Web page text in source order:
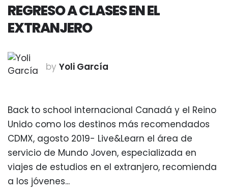
REGRESO A CLASES EN EL
EXTRANJERO
by Yoli García
Back to school internacional Canadá y el Reino
Unido como los destinos más recomendados
CDMX, agosto 2019- Live&Learn el área de
servicio de Mundo Joven, especializada en
viajes de estudios en el extranjero, recomienda
a los jóvenes...